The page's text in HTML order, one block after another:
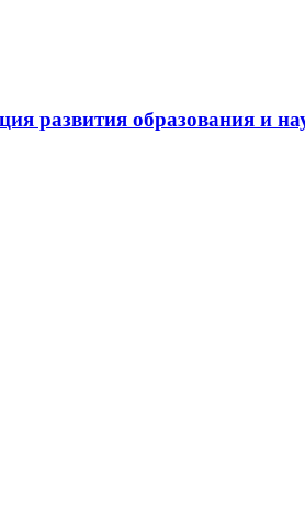
развития образования и